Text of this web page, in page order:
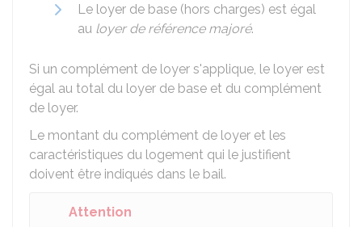
Le loyer de base (hors charges) est égal
au loyer de référence majoré.
Si un complément de loyer s'applique, le loyer est
égal au total du loyer de base et du complément
de loyer.
Le montant du complément de loyer et les
caractéristiques du logement qui le justifient
doivent être indiqués dans le bail.
Attention